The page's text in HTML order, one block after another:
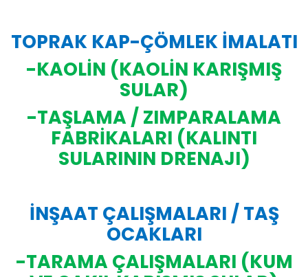
TOPRAK KAP-ÇÖMLEK İMALATI
-KAOLİN (KAOLİN KARIŞMIŞ
SULAR)
-TAŞLAMA / ZIMPARALAMA
FABRİKALARI (KALINTI
SULARININ DRENAJI)
İNŞAAT ÇALIŞMALARI / TAŞ
OCAKLARI
-TARAMA ÇALIŞMALARI (KUM